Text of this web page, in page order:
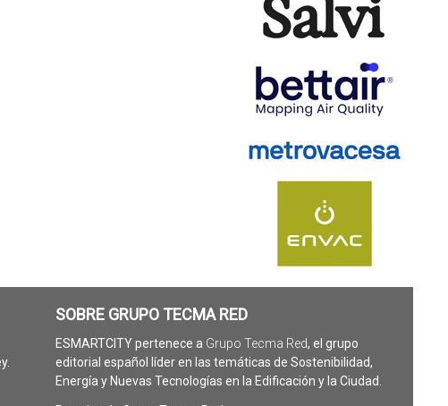
SOBRE GRUPO TECMA RED
ESMARTCITY pertenece a Grupo Tecma Red, el grupo
editorial español líder en las temáticas de Sostenibilidad,
Energía y Nuevas Tecnologías en la Edificación y la Ciudad.